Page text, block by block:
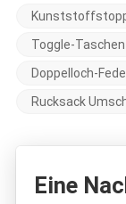
Toggle-
Doppelloch-
Rucksack
Eine